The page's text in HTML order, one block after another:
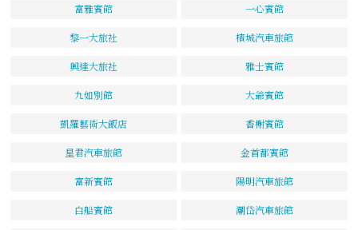
富雅賓館 一心賓館
黎一大旅社 檳城汽車旅館
興達大旅社 雅士賓館
九如別館 大爺賓館
凱羅藝術大飯店 香榭賓館
星君汽車旅館 金首都賓館
富新賓館 陽明汽車旅館
白船賓館 潮岱汽車旅館